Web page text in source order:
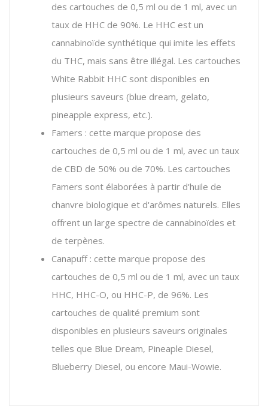
des cartouches de 0,5 ml ou de 1 ml, avec un
taux de HHC de 90%. Le HHC est un
cannabinoïde synthétique qui imite les effets
du THC, mais sans être illégal. Les cartouches
White Rabbit HHC sont disponibles en
plusieurs saveurs (blue dream, gelato,
pineapple express, etc.).
Famers : cette marque propose des
cartouches de 0,5 ml ou de 1 ml, avec un taux
de CBD de 50% ou de 70%. Les cartouches
Famers sont élaborées à partir d'huile de
chanvre biologique et d'arômes naturels. Elles
offrent un large spectre de cannabinoïdes et
de terpènes.
Canapuff : cette marque propose des
cartouches de 0,5 ml ou de 1 ml, avec un taux
HHC, HHC-O, ou HHC-P, de 96%. Les
cartouches de qualité premium sont
disponibles en plusieurs saveurs originales
telles que Blue Dream, Pineaple Diesel,
Blueberry Diesel, ou encore Maui-Wowie.